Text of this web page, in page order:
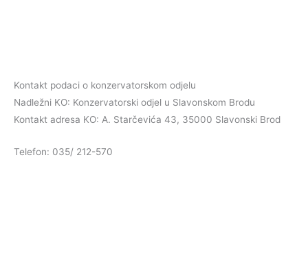
Kontakt podaci o konzervatorskom odjelu
Nadležni KO: Konzervatorski odjel u Slavonskom Brodu
Kontakt adresa KO: A. Starčevića 43, 35000 Slavonski Brod
Telefon: 035/ 212-570